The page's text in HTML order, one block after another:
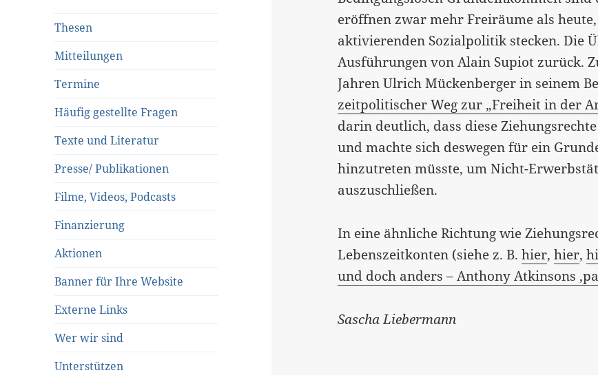
Thesen
Mitteilungen
Termine
Häufig gestellte Fragen
Texte und Literatur
Presse/ Publikationen
Filme, Videos, Podcasts
Finanzierung
Aktionen
Banner für Ihre Website
Externe Links
Wer wir sind
Unterstützen
eröffnen zwar mehr Freiräume als
aktivierenden Sozialpolitik stecken. Die
Ausführungen von Alain Supiot zurück.
Jahren Ulrich Mückenberger in seinem
zeitpolitischer Weg zur „Freiheit in der
darin deutlich, dass diese
und machte sich deswegen für ein
hinzutreten müsste, um Nicht-
auszuschließen.
In eine ähnliche Richtung wie
Lebenszeitkonten (siehe z. B.hier,hier,
und doch anders – Anthony Atkinsons
Sascha Liebermann